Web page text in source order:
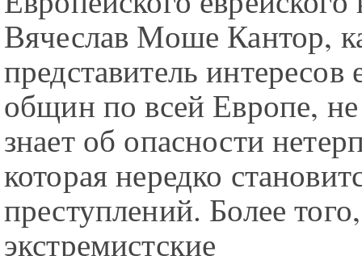
Вячеслав Моше Кантор,
представитель интересов
общин по всей Европе,
знает об опасности
которая нередко
преступлений. Более того,
экстремистские